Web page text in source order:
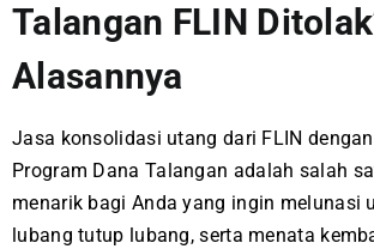
Talangan FLIN
Alasannya
Jasa konsolidasi utang dari FLIN
Program Dana Talangan adalah salah
menarik bagi Anda yang ingin melunasi
lubang tutup lubang, serta menata